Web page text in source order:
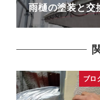
雨樋の塗装と交
ブロ